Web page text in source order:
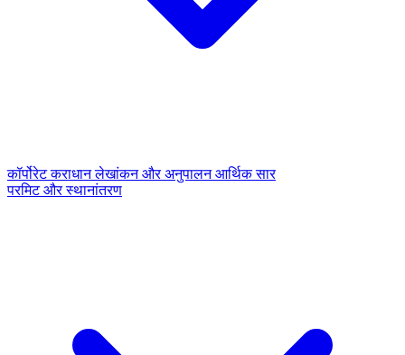
कॉर्पोरेट कराधानलेखांकन और अनुपालनआर्थिक सार
परमिट और स्थानांतरण